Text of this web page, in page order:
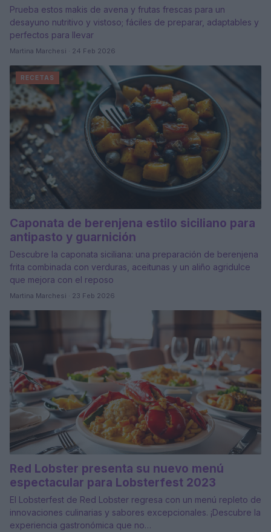
Prueba estos makis de avena y frutas frescas para un
desayuno nutritivo y vistoso; fáciles de preparar, adaptables y
perfectos para llevar
Martina Marchesi · 24 Feb 2026
RECETAS
Caponata de berenjena estilo siciliano para
antipasto y guarnición
Descubre la caponata siciliana: una preparación de berenjena
frita combinada con verduras, aceitunas y un aliño agridulce
que mejora con el reposo
Martina Marchesi · 23 Feb 2026
Red Lobster presenta su nuevo menú
espectacular para Lobsterfest 2023
El Lobsterfest de Red Lobster regresa con un menú repleto de
innovaciones culinarias y sabores excepcionales. ¡Descubre la
experiencia gastronómica que no…